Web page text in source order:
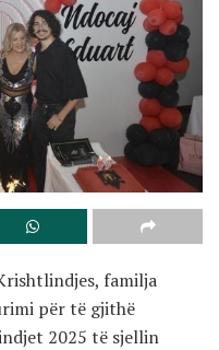
familja
për të gjithë
2025 të sjellin